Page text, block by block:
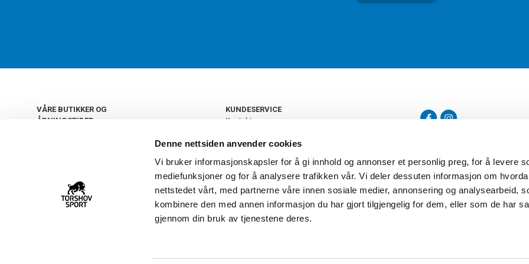
Denne nettsiden anvender cookies
Vi bruker informasjonskapsler for å gi innhold og annonser et personlig preg, for å levere
mediefunksjoner og for å analysere trafikken vår. Vi deler dessuten informasjon om
nettstedet vårt, med partnerne våre innen sosiale medier, annonsering og analysearbeid,
kombinere den med annen informasjon du har gjort tilgjengelig for dem, eller som de har
gjennom din bruk av tjenestene deres.
VÅRE BUTIKKER OG
ÅPNINGSTIDER
22 09 20 20
KUNDESERVICE
Kontakt oss
Retur og bytte
Personvern
Frakt og levering
Ledige stillinger
FAQ - Ofte stilte spørsmål
Åpenhetsloven
Torshov Sport har over 90 års
klubbhandel. Torshov Sport har
Drammen, Sandvika Storsenter